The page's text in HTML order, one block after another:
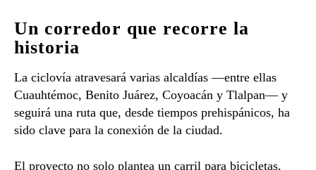
Un corredor que recorre la
historia
La ciclovía atravesará varias alcaldías —entre ellas
Cuauhtémoc, Benito Juárez, Coyoacán y Tlalpan— y
seguirá una ruta que, desde tiempos prehispánicos, ha
sido clave para la conexión de la ciudad.
El proyecto no solo plantea un carril para bicicletas,